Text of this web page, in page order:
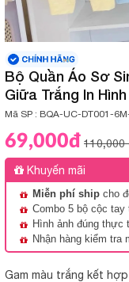
Bộ Quần Áo Sơ
Giữa Trắng In Hình
Mã SP : BQA-UC-DT001-
69,000đ 110,000
Khuyến mãi
Miễn phí ship cho
Combo 5 bộ cộc tay
Hình ảnh đúng thực
Nhận hàng kiểm tra
Gam màu trắng kết